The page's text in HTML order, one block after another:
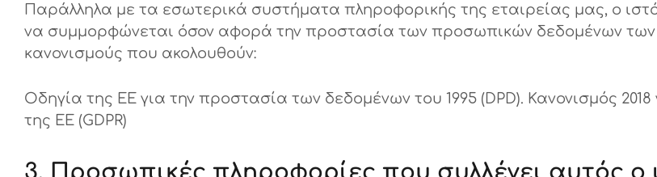
Παράλληλα με τα εσωτερικά συστήματα πληροφορικής της εταιρείας μας, ο
να συμμορφώνεται όσον αφορά την προστασία των προσωπικών δεδομένων των
κανονισμούς που ακολουθούν:
Οδηγία της ΕΕ για την προστασία των δεδομένων του 1995 (DPD). Κανονισμός
της ΕΕ (GDPR)